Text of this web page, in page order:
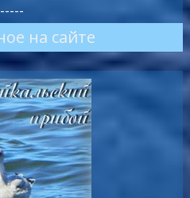
-----
на сайте